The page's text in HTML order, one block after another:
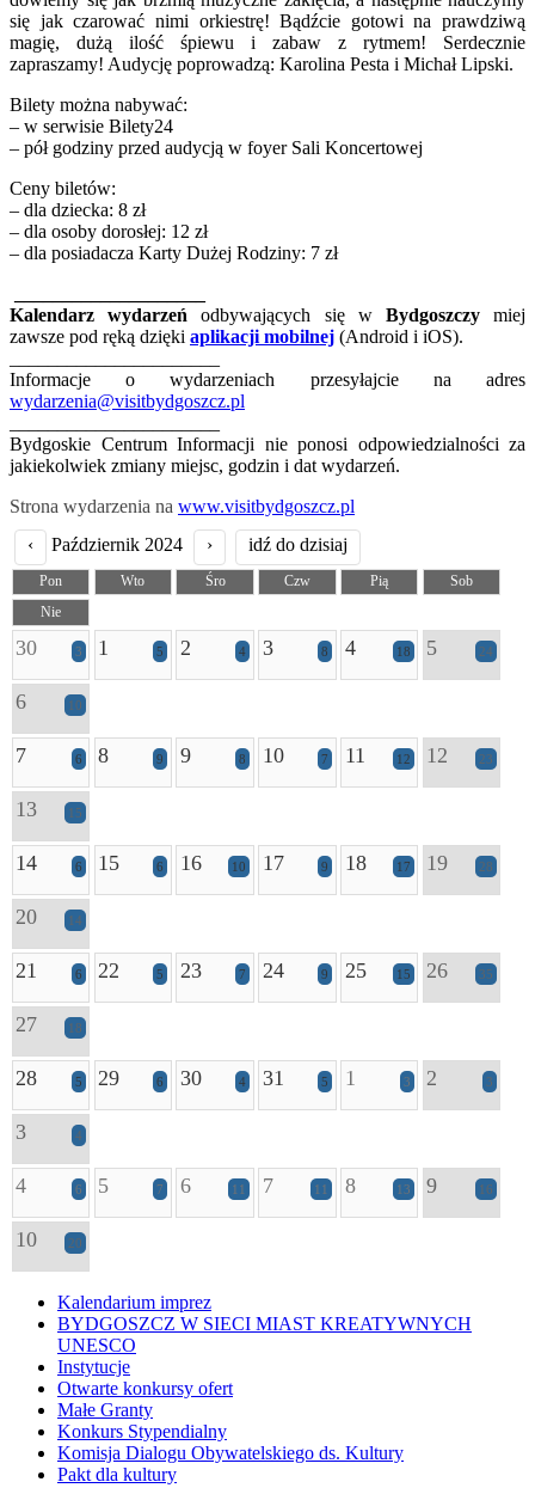
się jak czarować nimi orkiestrę! Bądźcie gotowi na prawdziwą
magię, dużą ilość śpiewu i zabaw z rytmem! Serdecznie
zapraszamy! Audycję poprowadzą: Karolina Pesta i Michał Lipski.
Bilety można nabywać:
– w serwisie Bilety24
– pół godziny przed audycją w foyer Sali Koncertowej
Ceny biletów:
– dla dziecka: 8 zł
– dla osoby dorosłej: 12 zł
– dla posiadacza Karty Dużej Rodziny: 7 zł
Kalendarz wydarzeń odbywających się w Bydgoszczymiej
zawsze pod ręką dzięki aplikacji mobilnej (Android i iOS).
Informacje o wydarzeniach przesyłajcie na adres
wydarzenia@visitbydgoszcz.pl
Bydgoskie Centrum Informacji nie ponosi odpowiedzialności za
jakiekolwiek zmiany miejsc, godzin i dat wydarzeń.
Strona wydarzenia na www.visitbydgoszcz.pl
‹
Październik 2024 › idź do dzisiaj
Pon Wto Śro Czw Pią
Sob
Nie
30 3 1 5 2 4 3 8 4 18 5 24
6 10
7 6 8 9 9 8 10 7 11 12 12 23
13 15
14 6 15 6 16 10 17 9 18 17 19 28
20 14
21 6 22 5 23 7 24 9 25 15 26 35
27 18
28 5 29 6 30 4 31 5 1 3 2 3
3 4
4 6 5 7 6 11 7 11 8 13 9 16
10 20
Kalendarium imprez
BYDGOSZCZ W SIECI MIAST KREATYWNYCH
UNESCO
Instytucje
Otwarte konkursy ofert
Małe Granty
Konkurs Stypendialny
Komisja Dialogu Obywatelskiego ds. Kultury
Pakt dla kultury